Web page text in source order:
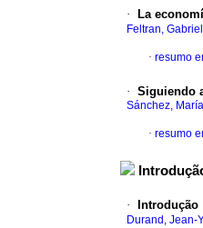
· La
Feltran, Gabriel
· resumo
· Siguiendo
Sánchez,
· resumo
· Introdução
Durand, Jean-